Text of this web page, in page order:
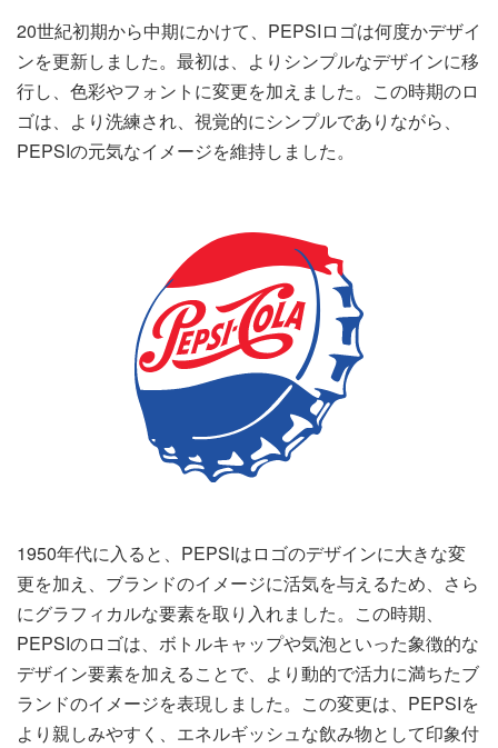
20世紀初期から中期にかけて、PEPSIロゴは何度かデザイ
ンを更新しました。最初は、よりシンプルなデザインに移
行し、色彩やフォントに変更を加えました。この時期のロ
ゴは、より洗練され、視覚的にシンプルでありながら、
PEPSIの元気なイメージを維持しました。
1950年代に入ると、PEPSIはロゴのデザインに大きな変
更を加え、ブランドのイメージに活気を与えるため、さら
にグラフィカルな要素を取り入れました。この時期、
PEPSIのロゴは、ボトルキャップや気泡といった象徴的な
デザイン要素を加えることで、より動的で活力に満ちたブ
ランドのイメージを表現しました。この変更は、PEPSIを
より親しみやすく、エネルギッシュな飲み物として印象付